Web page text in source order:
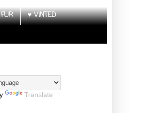
♥ VINTED
Translate